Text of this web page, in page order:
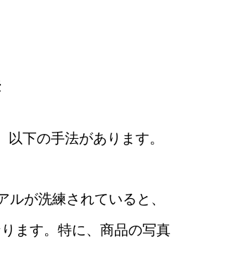
下の手法があります。
が洗練されていると、
ます。特に、商品の写真